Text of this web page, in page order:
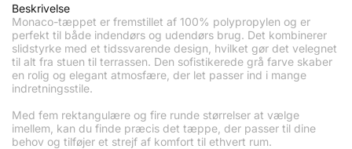
Beskrivelse
Monaco-tæppet er fremstillet af 100% polypropylen og er
perfekt til både indendørs og udendørs brug. Det kombinerer
slidstyrke med et tidssvarende design, hvilket gør det velegnet
til alt fra stuen til terrassen. Den sofistikerede grå farve skaber
en rolig og elegant atmosfære, der let passer ind i mange
indretningsstile.
Med fem rektangulære og fire runde størrelser at vælge
imellem, kan du finde præcis det tæppe, der passer til dine
behov og tilføjer et strejf af komfort til ethvert rum.